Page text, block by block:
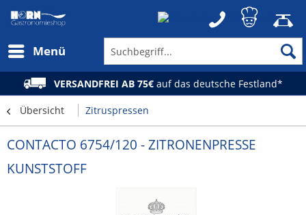
Menü
VERSANDFREI AB 75€ auf das deutsche Festland*
Übersicht Zitruspressen
CONTACTO 6754/120 - ZITRONENPRESSE
KUNSTSTOFF